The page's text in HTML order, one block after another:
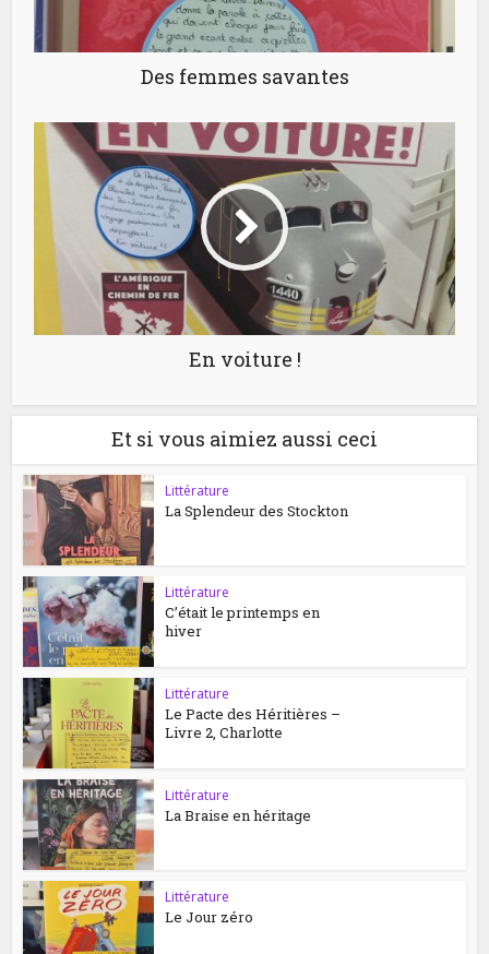
Des femmes savantes
En voiture !
Et si vous aimiez aussi ceci
Littérature
La Splendeur des Stockton
Littérature
C’était le printemps en
hiver
Littérature
Le Pacte des Héritières –
Livre 2, Charlotte
Littérature
La Braise en héritage
Littérature
Le Jour zéro